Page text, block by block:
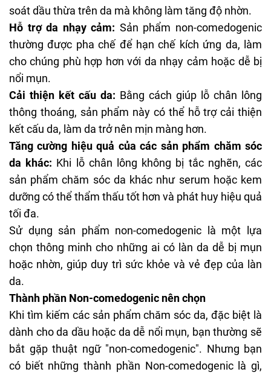
soát dầu thừa trên da mà không làm tăng độ nhờn.
Hỗ trợ da nhạy cảm: Sản phẩm non-comedogenic
thường được pha chế để hạn chế kích ứng da, làm
cho chúng phù hợp hơn với da nhạy cảm hoặc dễ bị
nổi mụn.
Cải thiện kết cấu da: Bằng cách giúp lỗ chân lông
thông thoáng, sản phẩm này có thể hỗ trợ cải thiện
kết cấu da, làm da trở nên mịn màng hơn.
Tăng cường hiệu quả của các sản phẩm chăm sóc
da khác: Khi lỗ chân lông không bị tắc nghẽn, các
sản phẩm chăm sóc da khác như serum hoặc kem
dưỡng có thể thẩm thấu tốt hơn và phát huy hiệu quả
tối đa.
Sử dụng sản phẩm non-comedogenic là một lựa
chọn thông minh cho những ai có làn da dễ bị mụn
hoặc nhờn, giúp duy trì sức khỏe và vẻ đẹp của làn
da.
Thành phần Non-comedogenic nên chọn
Khi tìm kiếm các sản phẩm chăm sóc da, đặc biệt là
dành cho da dầu hoặc da dễ nổi mụn, bạn thường sẽ
bắt gặp thuật ngữ "non-comedogenic". Nhưng bạn
có biết những thành phần Non-comedogenic là gì,